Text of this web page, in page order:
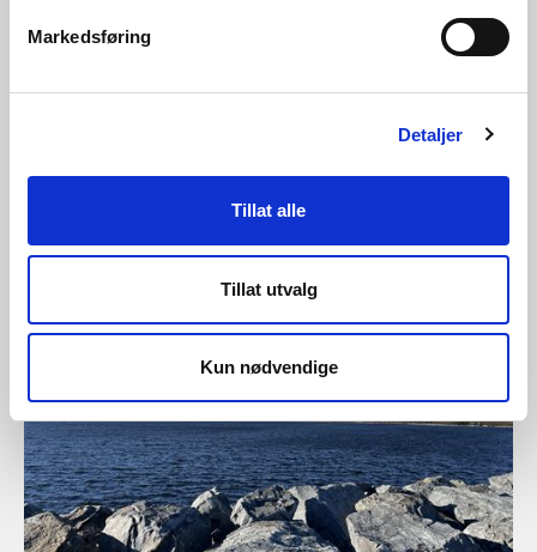
Markedsføring
Detaljer
Tillat alle
Tillat utvalg
Kun nødvendige
28.07.2026 | Rapporter - vassmagasinstatistikk
Vassmagasinstatistikk veke 30 2026